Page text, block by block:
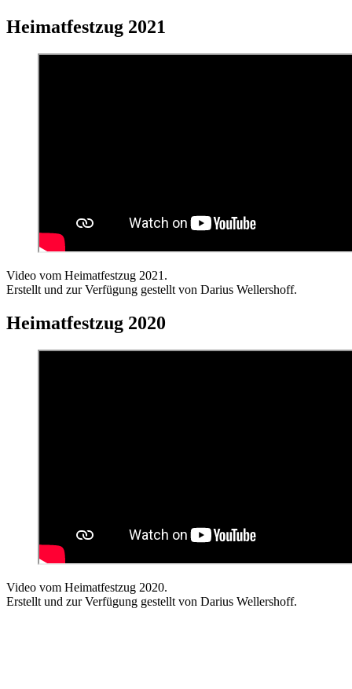
Heimatfestzug 2021
Video vom Heimatfestzug 2021.
Erstellt und zur Verfügung gestellt von Darius Wellershoff.
Heimatfestzug 2020
Video vom Heimatfestzug 2020.
Erstellt und zur Verfügung gestellt von Darius Wellershoff.